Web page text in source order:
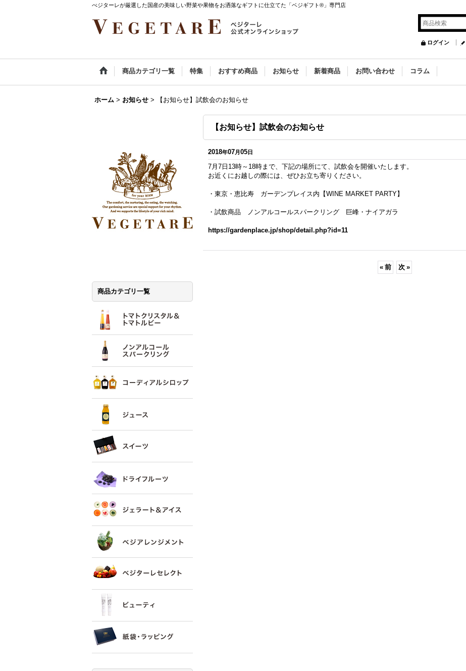
べジターレが厳選した国産の美味しい野菜や果物をお洒落なギフトに仕立てた「ベジギフト®」専門店
ログイン
商品カテゴリ一覧 特集 おすすめ商品 お知らせ 新着商品 お問い合わせ コラム
ホーム > お知らせ > 【お知らせ】試飲会のお知らせ
商品カテゴリ一覧
【お知らせ】試飲会のお知らせ
2018年07月05日
7月7日13時～18時まで、下記の場所にて、試飲会を開催いたします。
お近くにお越しの際には、ぜひお立ち寄りください。
・東京・恵比寿 ガーデンプレイス内【WINE MARKET PARTY】
・試飲商品 ノンアルコールスパークリング 巨峰・ナイアガラ
https://gardenplace.jp/shop/detail.php?id=11
« 前 次 »